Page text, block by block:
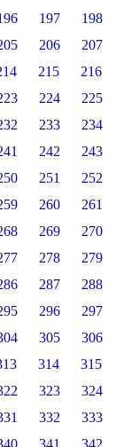
197 198
206 207
215 216
224 225
233 234
242 243
251 252
260 261
269 270
278 279
287 288
296 297
305 306
314 315
323 324
332 333
341 342